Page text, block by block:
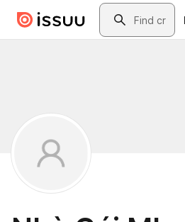
Skip to main contentSearch